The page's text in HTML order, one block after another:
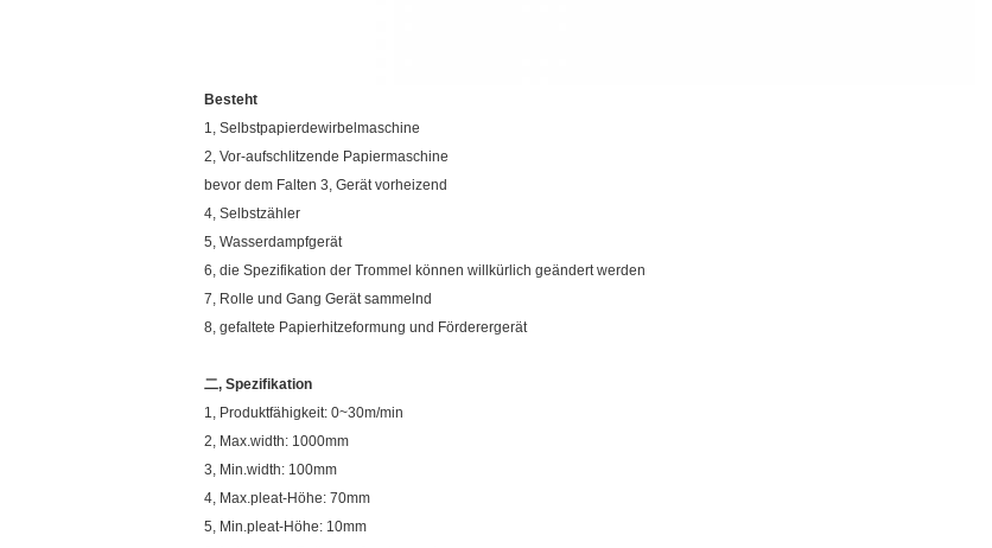
Besteht
1, Selbstpapierdewirbelmaschine
2, Vor-aufschlitzende Papiermaschine
bevor dem Falten 3, Gerät vorheizend
4, Selbstzähler
5, Wasserdampfgerät
6, die Spezifikation der Trommel können willkürlich geändert werden
7, Rolle und Gang Gerät sammelnd
8, gefaltete Papierhitzeformung und Förderergerät
二, Spezifikation
1, Produktfähigkeit: 0~30m/min
2, Max.width: 1000mm
3, Min.width: 100mm
4, Max.pleat-Höhe: 70mm
5, Min.pleat-Höhe: 10mm